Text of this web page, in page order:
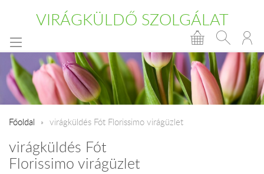
VIRÁGKÜLDŐ SZOLGÁLAT
Főoldal virágküldés Fót Florissimo virágüzlet
virágküldés Fót
Florissimo virágüzlet